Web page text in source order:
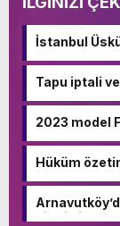
İstanbul
Tapu iptali
2023 model
Hüküm
nitelikli